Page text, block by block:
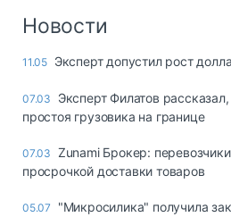
Новости
11.05 Эксперт допустил рост
07.03
Эксперт Филатов
простоя грузовика на границе
07.03 Zunami Брокер:
просрочкой доставки товаров
05.07
"Микросилика" получила